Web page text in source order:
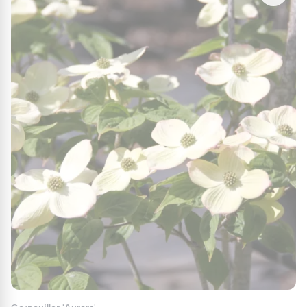
ou jaunes, apportant une touche de
couleur spectaculaire au printemps.
Tiges et Écorces :Certaines espèces,
comme leCornus sanguinea, sont connues
pour leurs tiges rouge vif ou jaune qui
apportent une touche décorative en hiver.
Fruits :Les fruits charnus, souvent rouges
ou noirs, sont appréciés par les oiseaux et
contribuent à la biodiversité du jardin.
Avantages des Cornouillers dans votre
Jardin
Les cornouillers sont des plantes polyvalentes
qui apportent de nombreux avantages
écologiques et esthétiques :